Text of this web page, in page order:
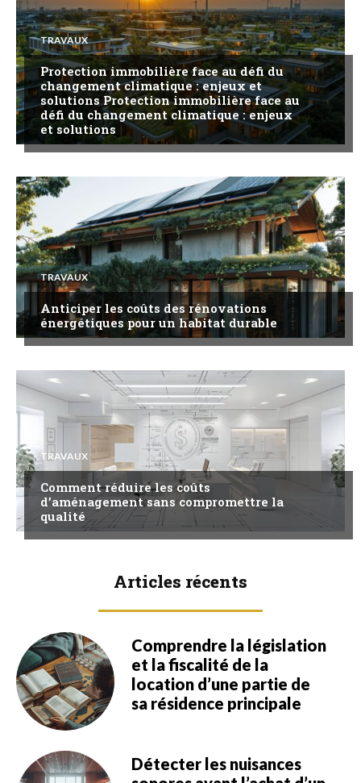
TRAVAUX
Protection immobilière face au défi du
changement climatique : enjeux et
solutions Protection immobilière face au
défi du changement climatique : enjeux
et solutions
TRAVAUX
Anticiper les coûts des rénovations
énergétiques pour un habitat durable
TRAVAUX
Comment réduire les coûts
d’aménagement sans compromettre la
qualité
Articles récents
Comprendre la législation
et la fiscalité de la
location d’une partie de
sa résidence principale
Détecter les nuisances